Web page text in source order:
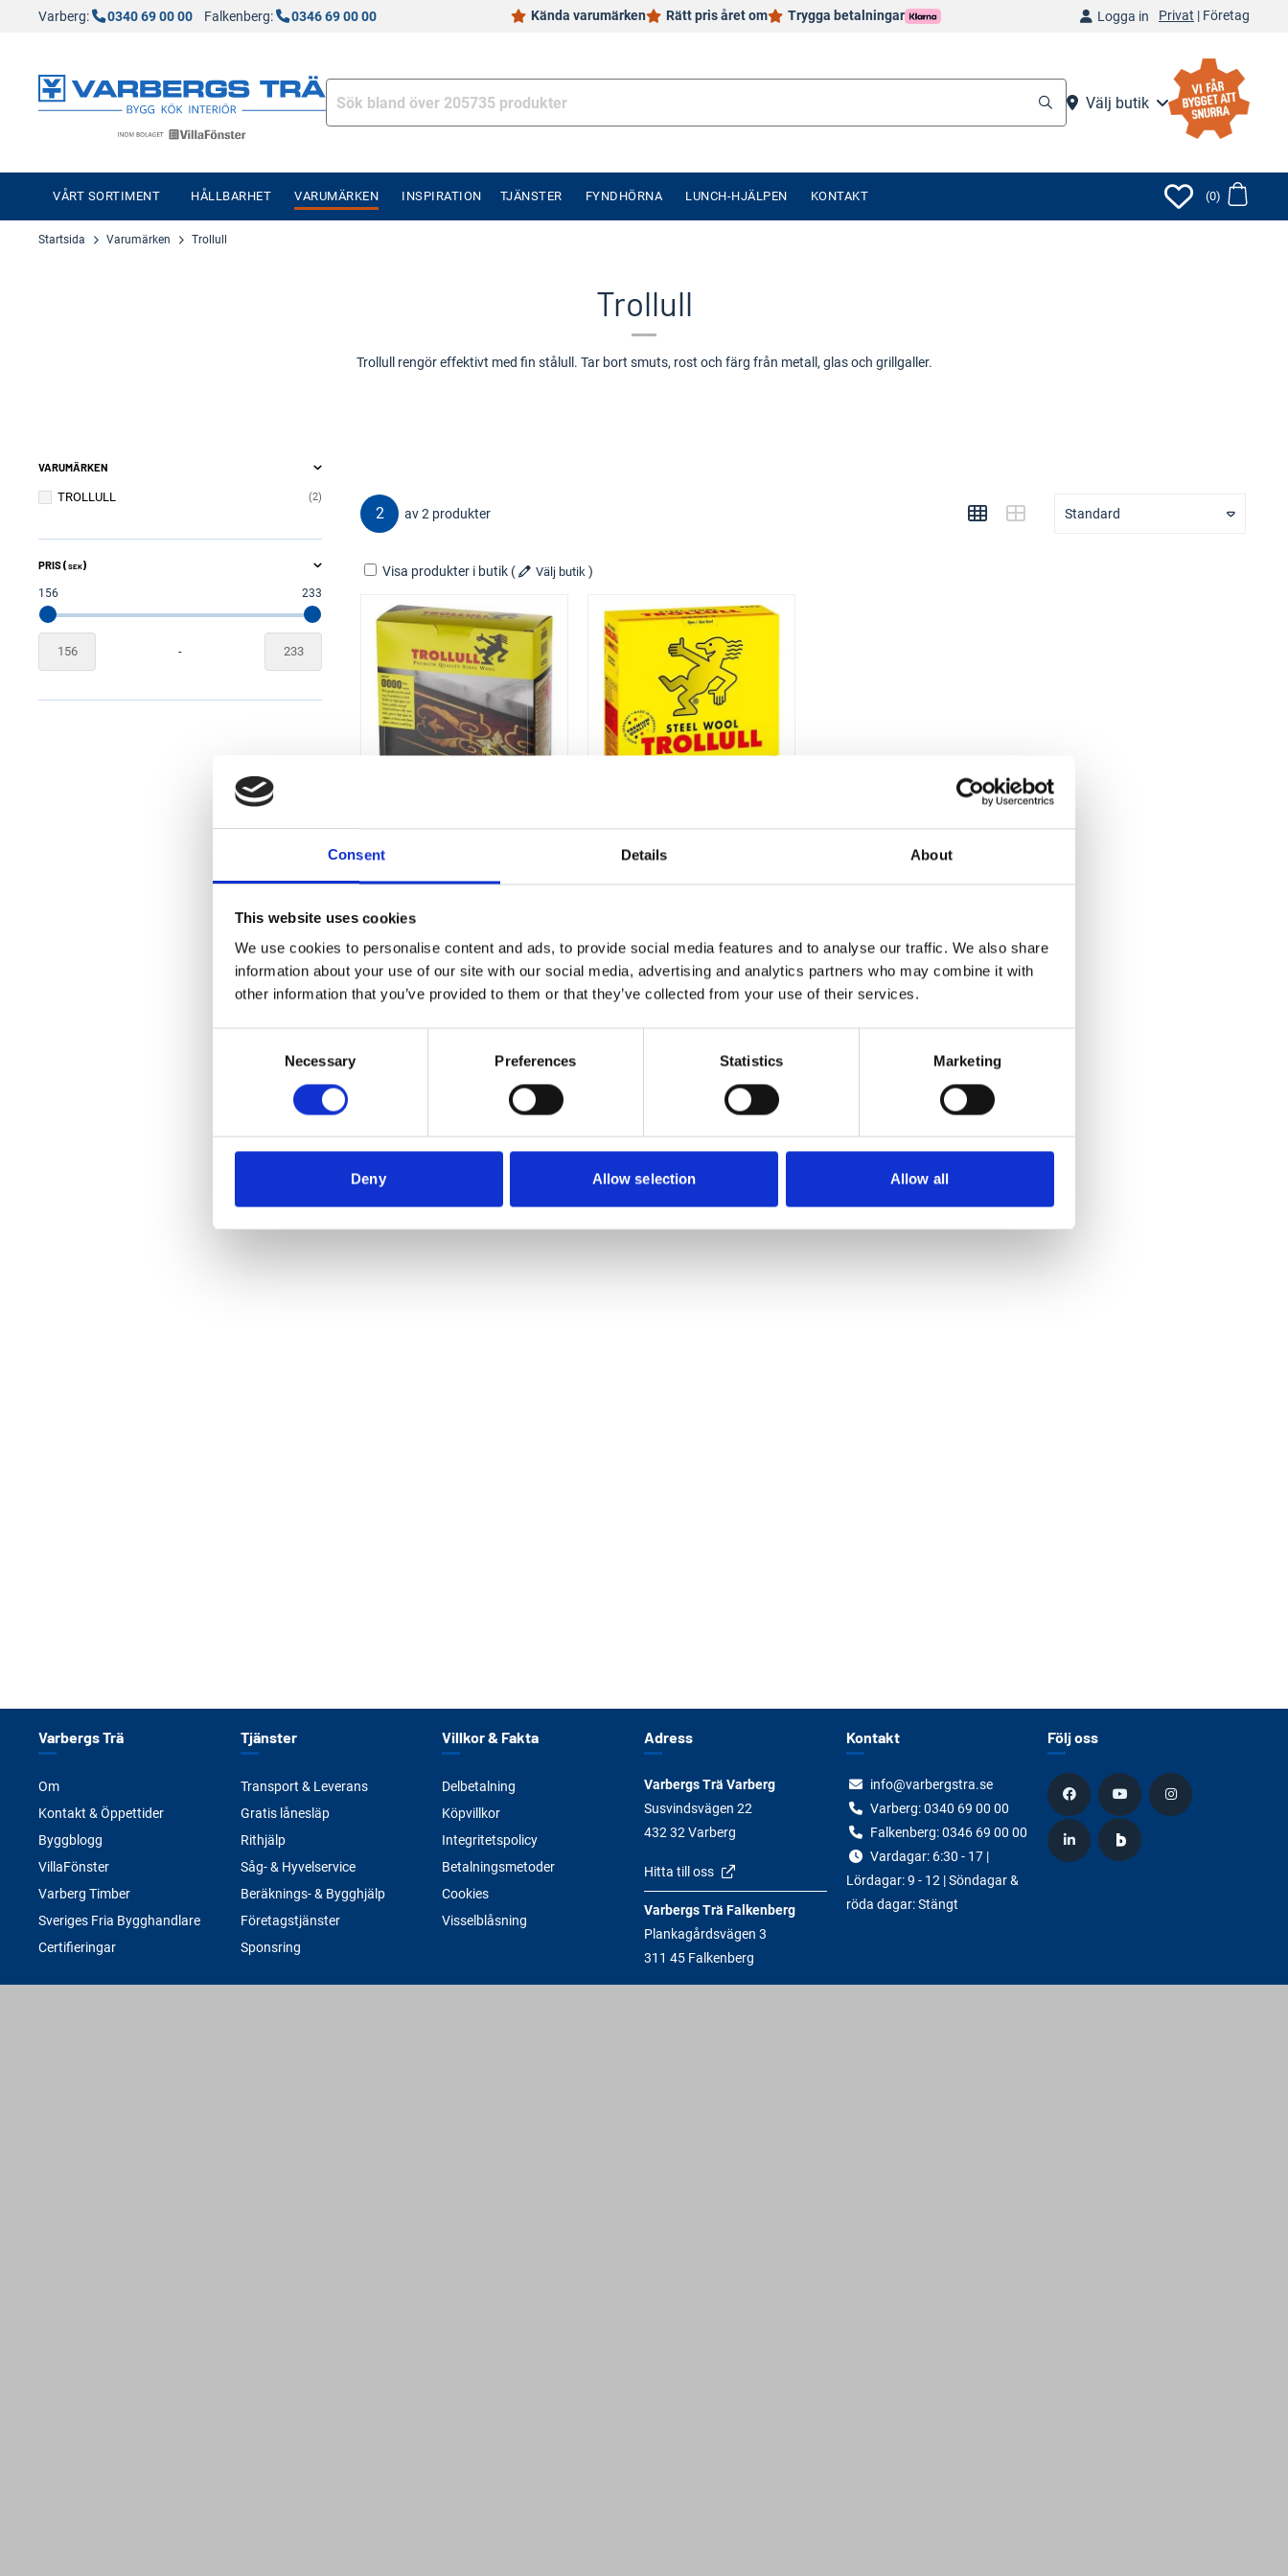
Consent Details About
This website uses cookies
We use cookies to personalise content and ads, to provide social media features and to analyse our traffic. We also share
information about your use of our site with our social media, advertising and analytics partners who may combine it with
other information that you’ve provided to them or that they’ve collected from your use of their services.
Necessary Preferences Statistics Marketing
Deny Allow selection Allow all
Varberg: 0340 69 00 00 Falkenberg: 0346 69 00 00 Kända varumärken Rätt pris året om Trygga betalningar Logga in Privat | Företag
Välj butik
VÅRT SORTIMENT HÅLLBARHET VARUMÄRKEN INSPIRATION TJÄNSTER FYNDHÖRNA LUNCH-HJÄLPEN KONTAKT (0)
Startsida Varumärken Trollull
Trollull
Trollull rengör effektivt med fin stålull. Tar bort smuts, rost och färg från metall, glas och grillgaller.
VARUMÄRKEN
2
TROLLULL
PRIS ( SEK)
156 233
-
2 av 2 produkter Standard
Visa produkter i butik ( Välj butik )
Stålull
Från171SEK
Stålull
Varbergs Trä
Om
Kontakt & Öppettider
Byggblogg
VillaFönster
Varberg Timber
Sveriges Fria Bygghandlare
Certifieringar
Tjänster
Transport & Leverans
Gratis lånesläp
Rithjälp
Såg- & Hyvelservice
Beräknings- & Bygghjälp
Företagstjänster
Sponsring
Villkor & Fakta
Delbetalning
Köpvillkor
Integritetspolicy
Betalningsmetoder
Cookies
Visselblåsning
Adress
Varbergs Trä Varberg
Susvindsvägen 22
432 32 Varberg
Hitta till oss
Varbergs Trä Falkenberg
Plankagårdsvägen 3
311 45 Falkenberg
Kontakt
info@varbergstra.se
Varberg:0340 69 00 00
Falkenberg:0346 69 00 00
Vardagar: 6:30 - 17 |
Lördagar: 9 - 12 | Söndagar &
röda dagar: Stängt
Följ oss